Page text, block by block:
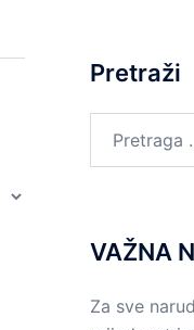
Pretraži
VAŽNA
Za sve